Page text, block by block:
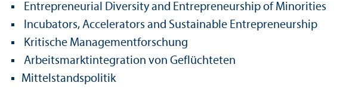
Entrepreneurial Diversity and Entrepreneur­ship of Minorities
Incubators, Accelerators and Sustainable Entrepreneur­ship
Kritische Management­forschung
Arbeits­markt­integration von Geflüchteten
Mittelstandspolitik